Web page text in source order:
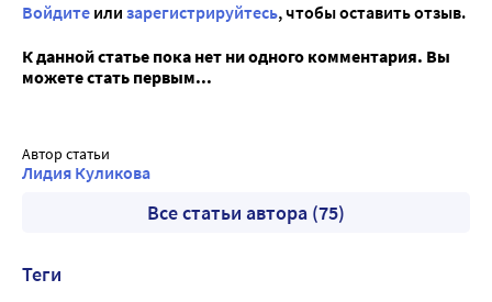
Войдите или зарегистрируйтесь, чтобы оставить отзыв.
К данной статье пока нет ни одного комментария. Вы
можете стать первым...
Автор статьи
Лидия Куликова
Все статьи автора (75)
Теги